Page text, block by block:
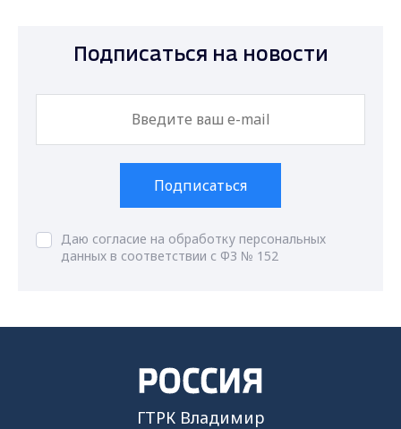
Подписаться на новости
Подписаться
Даю согласие на обработку персональных
данных в соответствии с ФЗ № 152
ГТРК Владимир